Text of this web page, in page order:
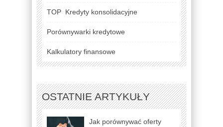
TOP Kredyty konsolidacyjne
Porównywarki kredytowe
Kalkulatory finansowe
OSTATNIE ARTYKUŁY
Jak porównywać oferty